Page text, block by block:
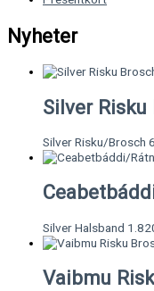
Nyheter
Silver Risku
Silver Risku/Brosch
Silver Halsband
Vaibmu